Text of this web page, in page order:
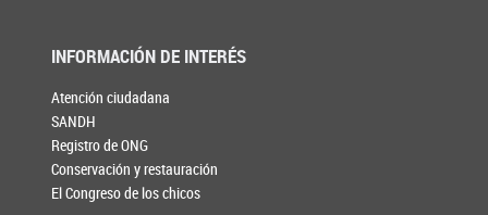
INFORMACIÓN DE INTERÉS
Atención ciudadana
SANDH
Registro de ONG
Conservación y restauración
El Congreso de los chicos